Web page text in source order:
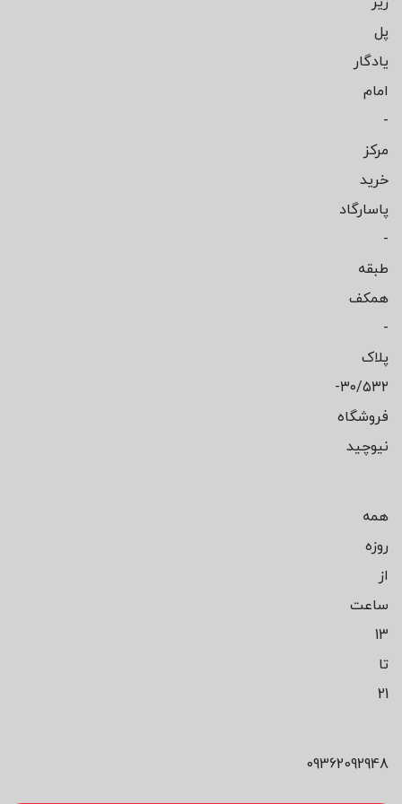
پل
یادگار
امام
-
مرکز
خرید
پاسارگاد
-
طبقه
همکف
-
پلاک
۳۰/۵۳۲-
فروشگاه
نیوچید
همه
روزه
از
ساعت
13
تا
21
09362092948